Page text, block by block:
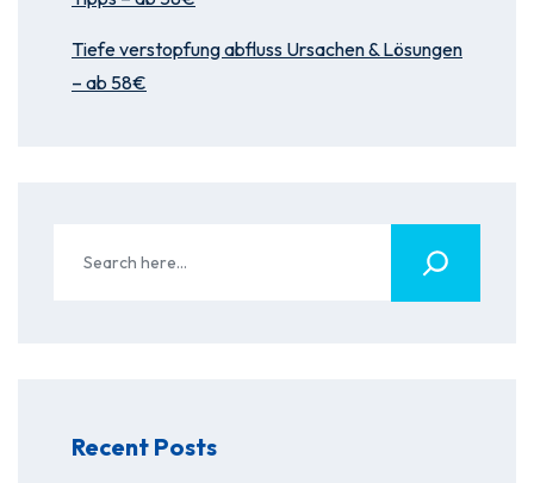
Tiefe verstopfung abfluss Ursachen & Lösungen
– ab 58€
Recent Posts